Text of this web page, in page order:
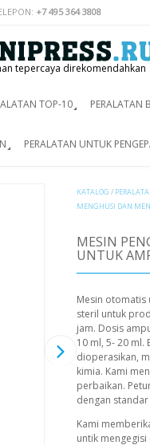
+7 495 364 3808
tepercaya direkomendahkan
TOP-10 PERALATAN
PERALATAN UNTUK
KATALOG /
MENGHUSI DAN
MESIN
UNTUK
Mesin otomatis
steril untuk
jam. Dosis
10 ml, 5- 20
dioperasikan,
kimia. Kami
perbaikan.
dengan standar
Kami
untik